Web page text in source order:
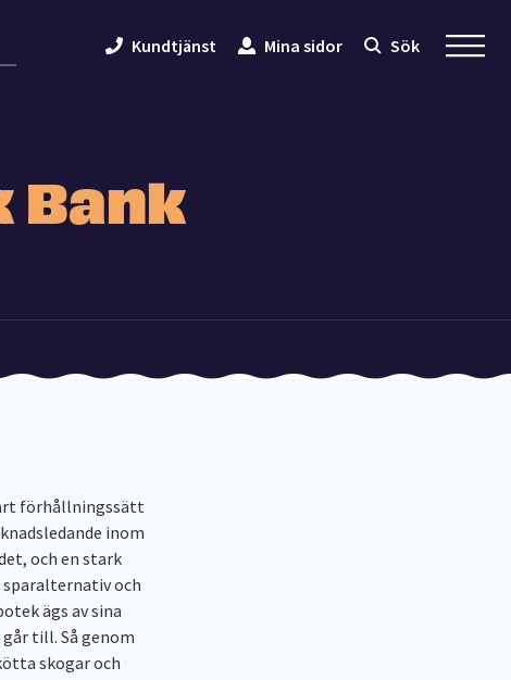
Kundtjänst Mina sidor Sök
Bank
förhållningssätt
inom
och en stark
sparalternativ och
ägs av sina
till. Så genom
skogar och